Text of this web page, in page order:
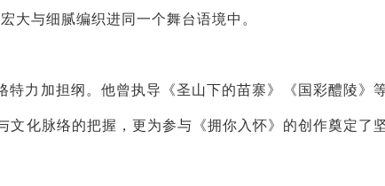
大与细腻编织进同一个舞台语境中。
力加担纲。他曾执导《圣山下的苗寨》《国彩醴陵》
化脉络的把握，更为参与《拥你入怀》的创作奠定了